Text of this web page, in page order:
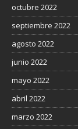
octubre 2022
septiembre 2022
agosto 2022
junio 2022
mayo 2022
abril 2022
marzo 2022